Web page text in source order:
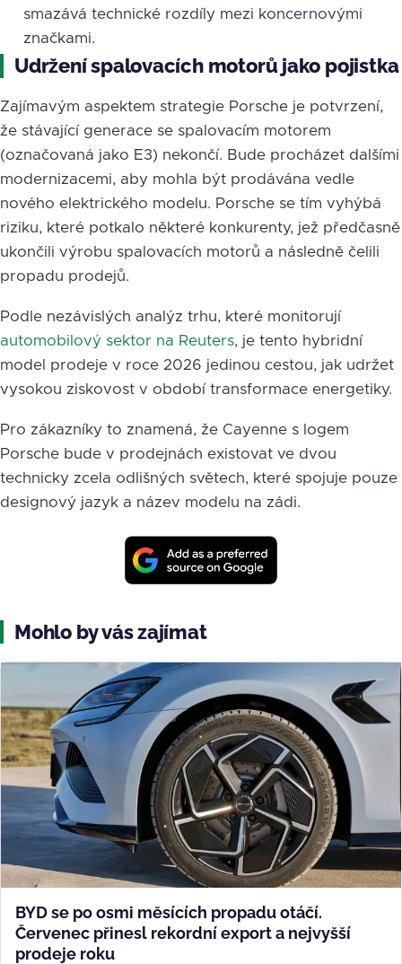
smazává technické rozdíly mezi koncernovými
značkami.
Udržení spalovacích motorů jako pojistka
Zajímavým aspektem strategie Porsche je potvrzení,
že stávající generace se spalovacím motorem
(označovaná jako E3) nekončí. Bude procházet dalšími
modernizacemi, aby mohla být prodávána vedle
nového elektrického modelu. Porsche se tím vyhýbá
riziku, které potkalo některé konkurenty, jež předčasně
ukončili výrobu spalovacích motorů a následně čelili
propadu prodejů.
Podle nezávislých analýz trhu, které monitorují
automobilový sektor na Reuters, je tento hybridní
model prodeje v roce 2026 jedinou cestou, jak udržet
vysokou ziskovost v období transformace energetiky.
Pro zákazníky to znamená, že Cayenne s logem
Porsche bude v prodejnách existovat ve dvou
technicky zcela odlišných světech, které spojuje pouze
designový jazyk a název modelu na zádi.
Mohlo by vás zajímat
BYD se po osmi měsících propadu otáčí.
Červenec přinesl rekordní export a nejvyšší
prodeje roku